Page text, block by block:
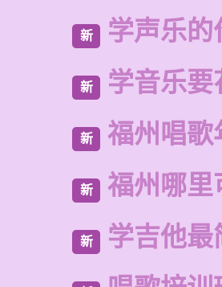
新 学声乐的
新 学音乐
新 福州唱歌
新 福州哪里
新 学吉他